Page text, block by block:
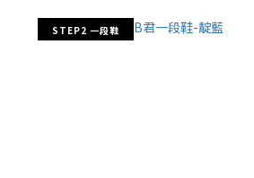
STEP2 一段鞋